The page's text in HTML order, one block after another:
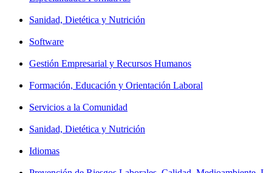
Sanidad, Dietética y Nutrición
Software
Gestión Empresarial y Recursos Humanos
Formación, Educación y Orientación Laboral
Servicios a la Comunidad
Sanidad, Dietética y Nutrición
Idiomas